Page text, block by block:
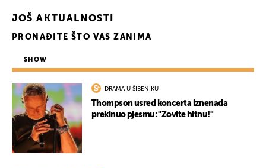
JOŠ AKTUALNOSTI
PRONAĐITE ŠTO VAS ZANIMA
SHOW
DRAMA U ŠIBENIKU
Thompson usred koncerta iznenada
prekinuo pjesmu: "Zovite hitnu!"